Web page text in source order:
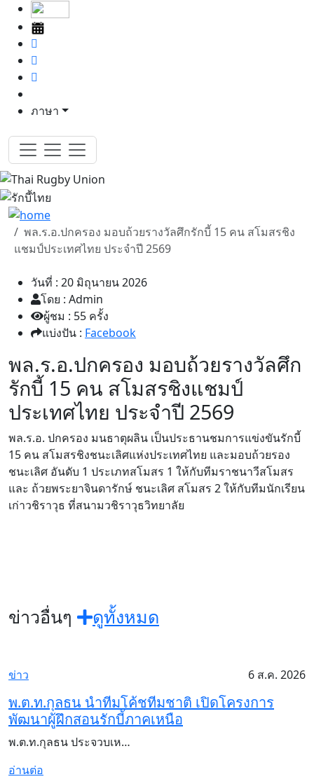
ภาษา
พล.ร.อ.ปกครอง มอบถ้วยรางวัลศึกรักบี้ 15 คน สโมสรชิง
แชมป์ประเทศไทย ประจำปี 2569
วันที่ : 20 มิถุนายน 2026
โดย : Admin
ผู้ชม : 55 ครั้ง
แบ่งปัน : Facebook
พล.ร.อ.ปกครอง มอบถ้วยรางวัลศึก
รักบี้ 15 คน สโมสรชิงแชมป์
ประเทศไทย ประจำปี 2569
พล.ร.อ. ปกครอง มนธาตุผลิน เป็นประธานชมการแข่งขันรักบี้
15 คน สโมสรชิงชนะเลิศแห่งประเทศไทย และมอบถ้วยรอง
ชนะเลิศ อันดับ 1 ประเภทสโมสร 1 ให้กับทีมราชนาวีสโมสร
และ ถ้วยพระยาจินดารักษ์ ชนะเลิศ สโมสร 2 ให้กับทีมนักเรียน
เก่าวชิราวุธ ที่สนามวชิราวุธวิทยาลัย
ข่าวอื่นๆ ดูทั้งหมด
ข่าว 6 ส.ค. 2026
พ.ต.ท.กุลธน นำทีมโค้ชทีมชาติ เปิดโครงการ
พัฒนาผู้ฝึกสอนรักบี้ภาคเหนือ
พ.ต.ท.กุลธน ประจวบเห…
อ่านต่อ